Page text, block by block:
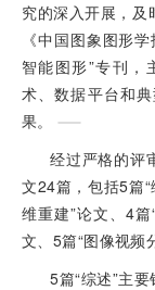
究的深入开展，及
《中国图象图形
智能图形”专刊，
术、数据平台和
果。
经过严格的评
文24篇，包括5篇
维重建”论文、4
文、5篇“图像视频
5篇“综述”主